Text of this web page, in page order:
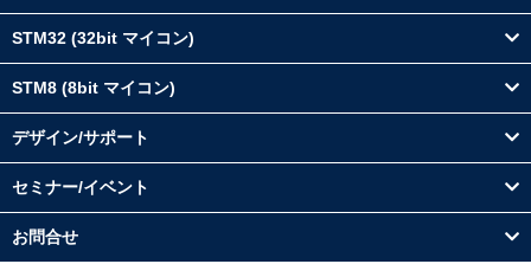
STM32 (32bit マイコン)
STM8 (8bit マイコン)
デザイン/サポート
セミナー/イベント
お問合せ